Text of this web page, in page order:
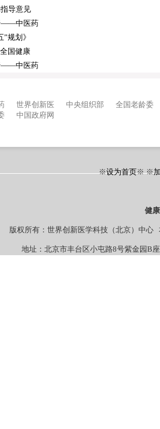
导意见
——中医药
规划》
国健康
——中医药
世界创新医 中央组织部
全国老龄委
中国政府网
※设为首页※ ※
健
所有：世界创新医学科技（北京）中
地址：北京市丰台区小屯路8号紫金园